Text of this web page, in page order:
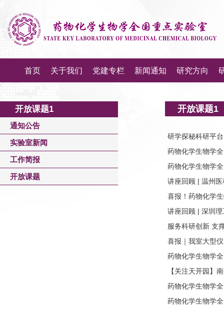
首页 关于我们 党建专栏 新闻通知 研究方向
开放课题1
通知公告
实验室新闻
工作简报
开放课题
开放课题1
研学探秘科研平
药物化学生物学
药物化学生物学
讲座回顾 | 温州
喜报！药物化学
讲座回顾 | 深圳
服务科研创新 支
喜报｜我室大型
药物化学生物学
【关注天开园】
药物化学生物学
药物化学生物学